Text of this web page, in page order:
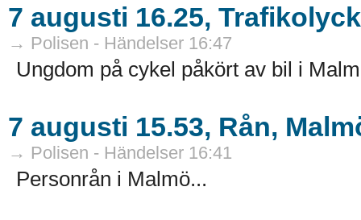
7 augusti 16.25,
→ Polisen - Händelser 16:47
Ungdom på cykel påkört av bil i
7 augusti 15.53, Rån,
→ Polisen - Händelser 16:41
Personrån i Malmö...